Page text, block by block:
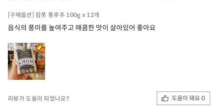
[구매옵션] 캄폿 통후추 100g x 12개
음식의 풍미를 높여주고 매콤한 맛이 살아있어 좋아요
리뷰가 도움이 되었나요? 도움이 돼요 0